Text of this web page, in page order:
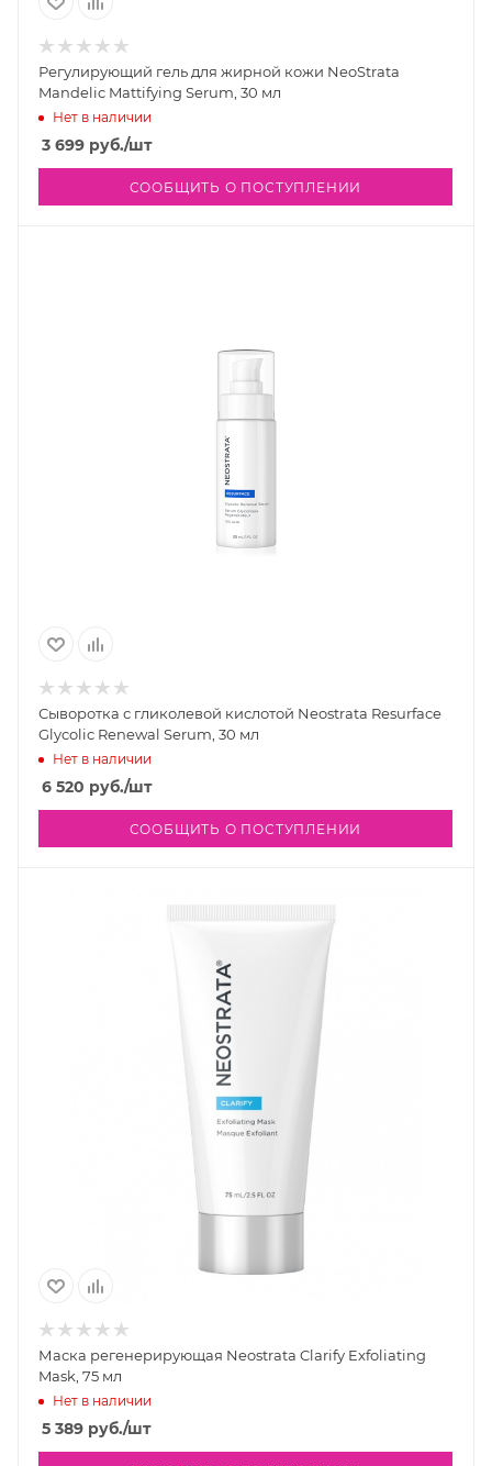
Регулирующий гель для жирной кожи NeoStrata
Mandelic Mattifying Serum, 30 мл
Нет в наличии
3 699 руб./шт
СООБЩИТЬ О ПОСТУПЛЕНИИ
Сыворотка с гликолевой кислотой Neostrata Resurface
Glycolic Renewal Serum, 30 мл
Нет в наличии
6 520 руб./шт
СООБЩИТЬ О ПОСТУПЛЕНИИ
Маска регенерирующая Neostrata Clarify Exfoliating
Mask, 75 мл
Нет в наличии
5 389 руб./шт